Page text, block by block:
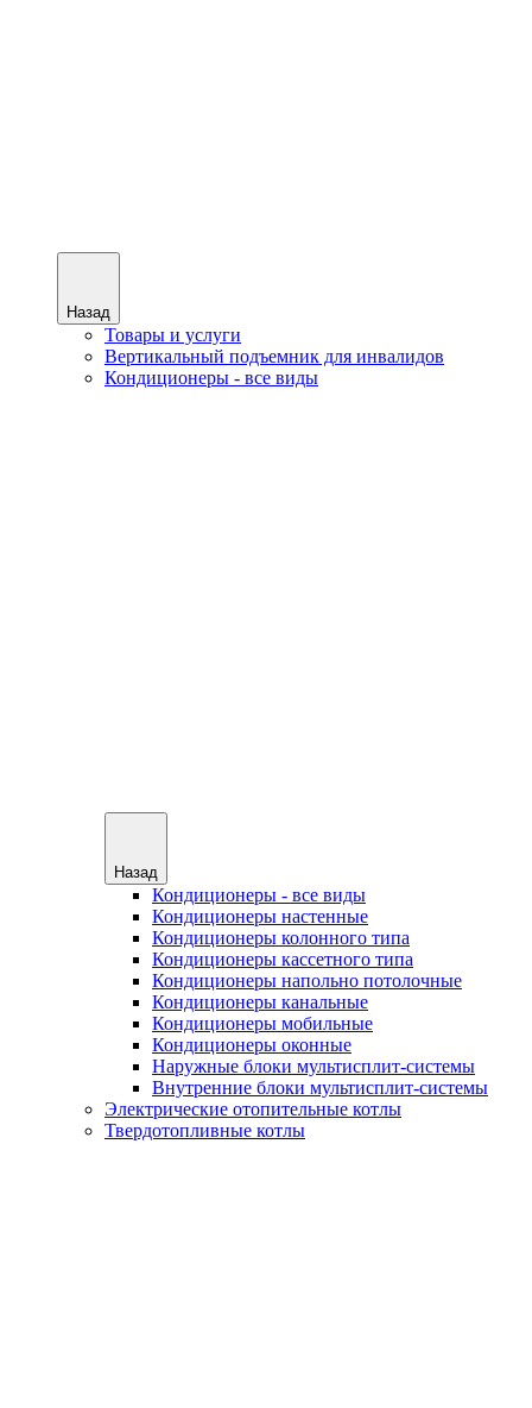
Назад
Товары и услуги
Вертикальный подъемник для инвалидов
Кондиционеры - все виды
Назад
Кондиционеры - все виды
Кондиционеры настенные
Кондиционеры колонного типа
Кондиционеры кассетного типа
Кондиционеры напольно потолочные
Кондиционеры канальные
Кондиционеры мобильные
Кондиционеры оконные
Наружные блоки мультисплит-системы
Внутренние блоки мультисплит-системы
Электрические отопительные котлы
Твердотопливные котлы